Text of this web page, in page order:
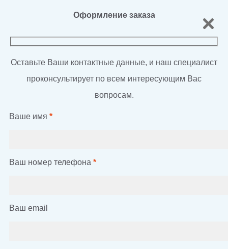
Оформление заказа
Оставьте Ваши контактные данные, и наш специалист
проконсультирует по всем интересующим Вас
вопросам.
Ваше имя *
Ваш номер телефона *
Ваш email